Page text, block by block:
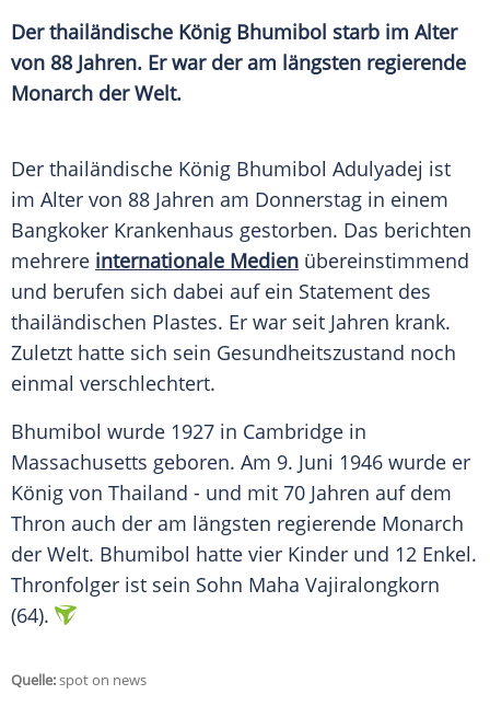
Der thailändische König Bhumibol starb im Alter
von 88 Jahren. Er war der am längsten regierende
Monarch der Welt.
Der thailändische König Bhumibol Adulyadej ist
im Alter von 88 Jahren am Donnerstag in einem
Bangkoker Krankenhaus gestorben. Das berichten
mehrere internationale Medien übereinstimmend
und berufen sich dabei auf ein Statement des
thailändischen Plastes. Er war seit Jahren krank.
Zuletzt hatte sich sein Gesundheitszustand noch
einmal verschlechtert.
Bhumibol wurde 1927 in Cambridge in
Massachusetts geboren. Am 9. Juni 1946 wurde er
König von Thailand - und mit 70 Jahren auf dem
Thron auch der am längsten regierende Monarch
der Welt. Bhumibol hatte vier Kinder und 12 Enkel.
Thronfolger ist sein Sohn Maha Vajiralongkorn
(64).
Quelle:spot on news